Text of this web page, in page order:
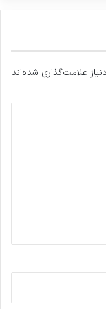
علامت‌گذاری شده‌اند